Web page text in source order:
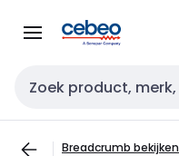
naar
naar
Zoekveld invoer
Breadcrumb bekijken